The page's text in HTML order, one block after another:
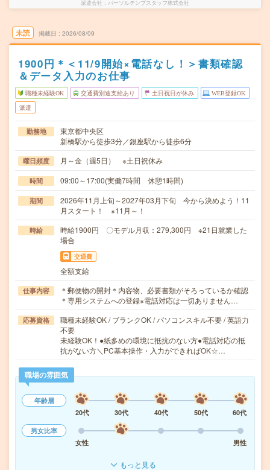
派遣会社 パーソルテンプスタッフ株式会社
未読 掲載日 2026/08/09
1900円＊＜11/9開始×電話なし！＞書類確認
＆データ入力のお仕事
職種未経験OK 交通費別途支給あり 土日祝日が休み WEB登録OK
派遣
勤務地
東京都中央区
新橋駅から徒歩3分／銀座駅から徒歩6分
曜日頻度 月～金（週5日） ※土日祝休み
時間 09:00～17:00(実働7時間 休憩1時間)
期間
2026年11月上旬～2027年03月下旬 今から決めよう！11
月スタート！ ※11月～！
時給
時給1900円 〇モデル月収：279,300円 ※21日就業した
場合
交通費
全額支給
仕事内容
＊郵便物の開封＊内容物、必要書類がそろっているか確認
＊専用システムへの登録※電話対応は一切ありません…
応募資格
職種未経験OK / ブランクOK / パソコンスキル不要 / 英語力
不要
未経験OK！●紙多めの環境に抵抗のない方●電話対応の抵
抗がない方＼PC基本操作・入力ができればOK☆…
職場の雰囲気
年齢層
20代
30代 40代 50代
60代
男女比率
女性
男性
もっと見る